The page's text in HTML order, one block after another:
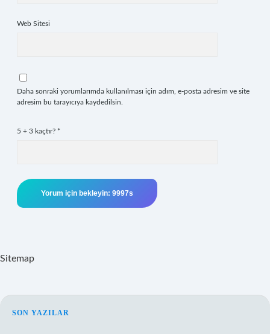
Web Sitesi
Daha sonraki yorumlarımda kullanılması için adım, e-posta adresim ve site
adresim bu tarayıcıya kaydedilsin.
5 + 3 kaçtır? *
Sitemap
SIDEBAR
SON YAZILAR